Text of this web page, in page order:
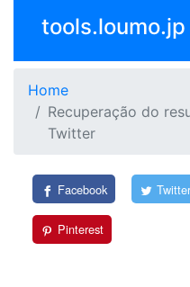
tools.loumo.jp
Home
Recuperação do
Twitter
Facebook Twitter
Pinterest